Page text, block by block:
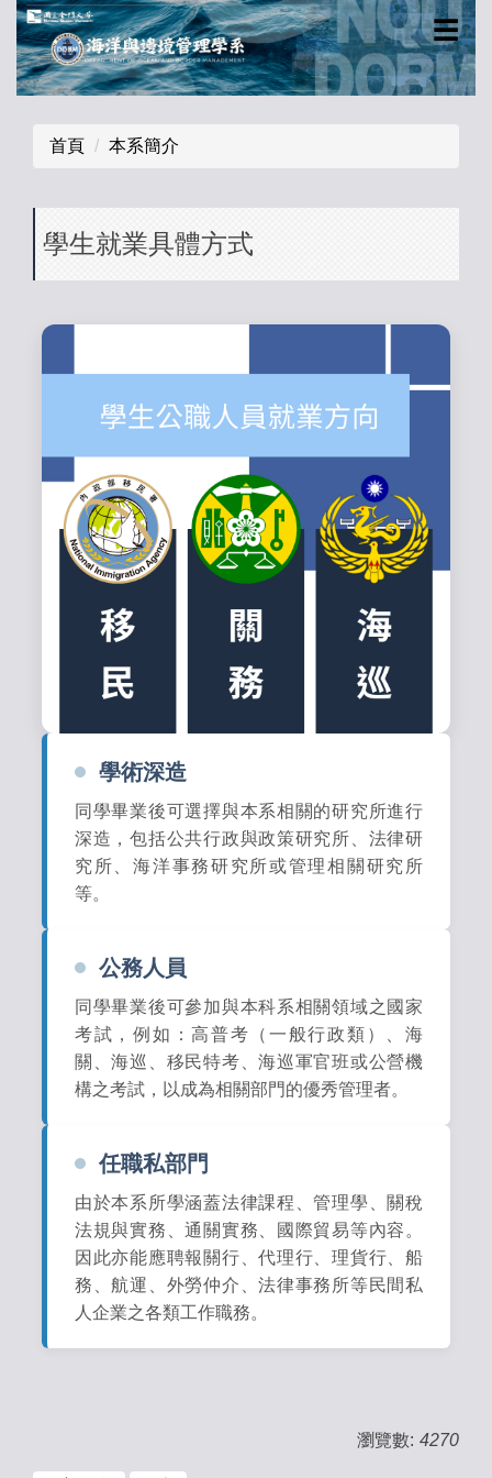
跳
到
主
要
☰
首頁 本系簡介
學生就業具體方式
學術深造
同學畢業後可選擇與本系相關的研究所進行
深造，包括公共行政與政策研究所、法律研
究所、海洋事務研究所或管理相關研究所
等。
公務人員
同學畢業後可參加與本科系相關領域之國家
考試，例如：高普考（一般行政類）、海
關、海巡、移民特考、海巡軍官班或公營機
構之考試，以成為相關部門的優秀管理者。
任職私部門
由於本系所學涵蓋法律課程、管理學、關稅
法規與實務、通關實務、國際貿易等內容。
因此亦能應聘報關行、代理行、理貨行、船
務、航運、外勞仲介、法律事務所等民間私
人企業之各類工作職務。
瀏覽數: 4270